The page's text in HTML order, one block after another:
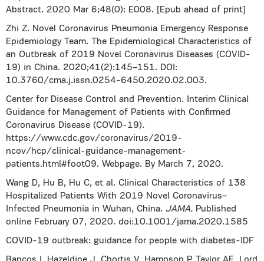
Abstract. 2020 Mar 6;48(0): E008. [Epub ahead of print]
Zhi Z. Novel Coronavirus Pneumonia Emergency Response
Epidemiology Team. The Epidemiological Characteristics of
an Outbreak of 2019 Novel Coronavirus Diseases (COVID-
19) in China. 2020;41(2):145–151. DOI:
10.3760/cma.j.issn.0254-6450.2020.02.003.
Center for Disease Control and Prevention. Interim Clinical
Guidance for Management of Patients with Confirmed
Coronavirus Disease (COVID-19).
https://www.cdc.gov/coronavirus/2019-
ncov/hcp/clinical-guidance-management-
patients.html#foot09. Webpage. By March 7, 2020.
Wang D, Hu B, Hu C, et al. Clinical Characteristics of 138
Hospitalized Patients With 2019 Novel Coronavirus–
Infected Pneumonia in Wuhan, China. JAMA. Published
online February 07, 2020. doi:10.1001/jama.2020.1585
COVID-19 outbreak: guidance for people with diabetes-IDF